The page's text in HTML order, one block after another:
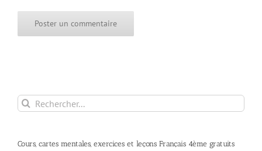
Rechercher:
Cours, cartes mentales, exercices et leçons Français 4ème gratuits